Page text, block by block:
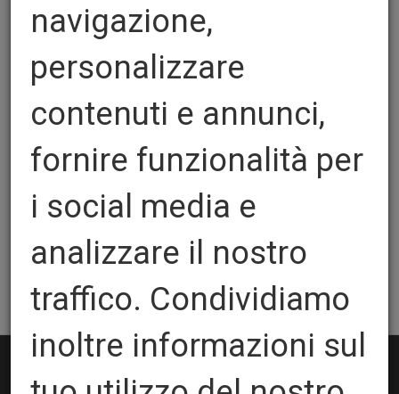
E+S
Quantita':
Spessore:
AGGIUNGI AL CARRELLO
navigazione,
personalizzare
contenuti e annunci,
fornire funzionalità per
i social media e
analizzare il nostro
traffico. Condividiamo
inoltre informazioni sul